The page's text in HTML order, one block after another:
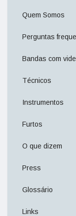
Quem Somos
Perguntas
Bandas com
Técnicos
Instrumentos
Furtos
O que dizem
Press
Glossário
Links